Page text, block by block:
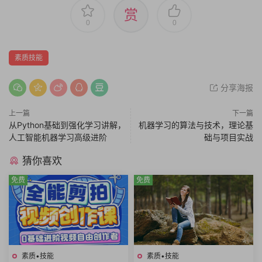
0 赏 0
素质技能
分享海报
上一篇
从Python基础到强化学习讲解，
人工智能机器学习高级进阶
下一篇
机器学习的算法与技术，理论基
础与项目实战
猜你喜欢
素质•技能
免费
素质•技能
免费